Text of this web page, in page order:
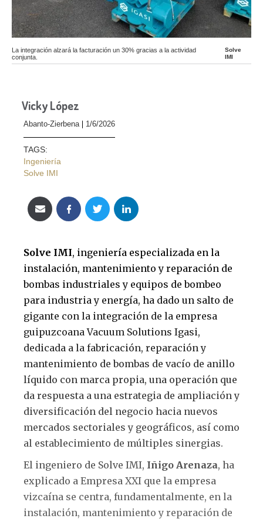
La integración alzará la facturación un 30% gracias a la actividad
conjunta.
Solve
IMI
Vicky López
Abanto-Zierbena 1/6/2026
TAGS:
Ingeniería
Solve IMI
Solve IMI, ingeniería especializada en la
instalación, mantenimiento y reparación de
bombas industriales y equipos de bombeo
para industria y energía, ha dado un salto de
gigante con la integración de la empresa
guipuzcoana Vacuum Solutions Igasi,
dedicada a la fabricación, reparación y
mantenimiento de bombas de vacío de anillo
líquido con marca propia, una operación que
da respuesta a una estrategia de ampliación y
diversificación del negocio hacia nuevos
mercados sectoriales y geográficos, así como
al establecimiento de múltiples sinergias.
El ingeniero de Solve IMI, Iñigo Arenaza, ha
explicado a Empresa XXI que la empresa
vizcaína se centra, fundamentalmente, en la
instalación, mantenimiento y reparación de